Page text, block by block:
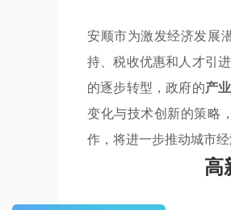
安顺市为激发经济发展
持、税收优惠和人才引
的逐步转型，政府的产
变化与技术创新的策略
作，将进一步推动城市经
高